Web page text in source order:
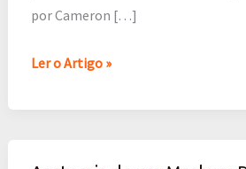
por Cameron […]
|
+
Ler o Artigo »